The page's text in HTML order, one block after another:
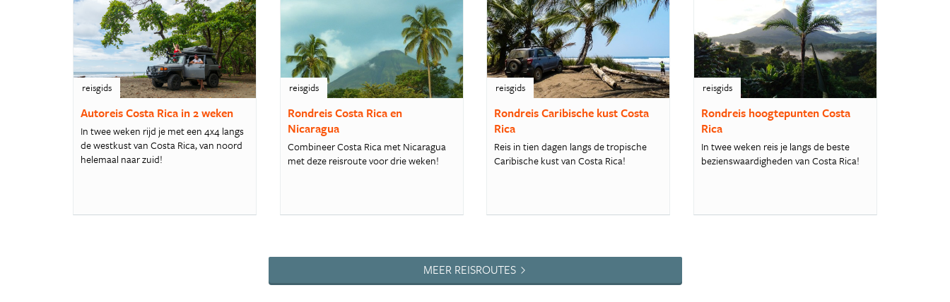
reisgids
Autoreis Costa Rica in 2 weken
In twee weken rijd je met een 4x4 langs
de westkust van Costa Rica, van noord
helemaal naar zuid!
reisgids
Rondreis Costa Rica en
Nicaragua
Combineer Costa Rica met Nicaragua
met deze reisroute voor drie weken!
reisgids
Rondreis Caribische kust Costa
Rica
Reis in tien dagen langs de tropische
Caribische kust van Costa Rica!
reisgids
Rondreis hoogtepunten Costa
Rica
In twee weken reis je langs de beste
bezienswaardigheden van Costa Rica!
MEER REISROUTES